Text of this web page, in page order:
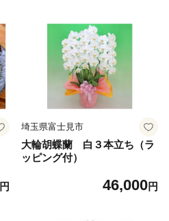
円
埼玉県富士見市
大輪胡蝶蘭 白３本立ち（ラ
ッピング付）
46,000円